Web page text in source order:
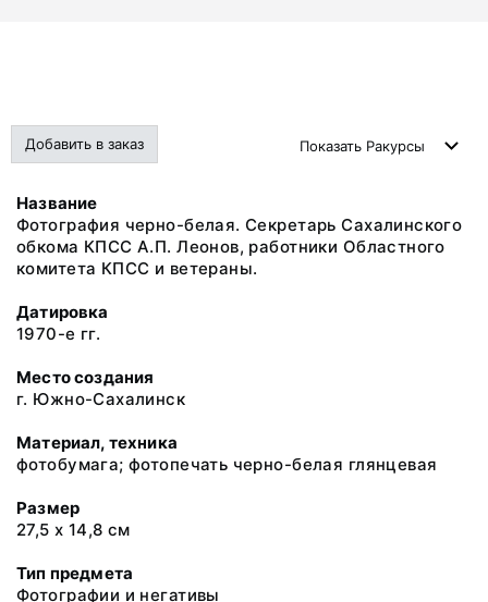
Добавить в заказ Показать Ракурсы
Название
Фотография черно-белая. Секретарь Сахалинского
обкома КПСС А.П. Леонов, работники Областного
комитета КПСС и ветераны.
Датировка
1970-е гг.
Место создания
г. Южно-Сахалинск
Материал, техника
фотобумага; фотопечать черно-белая глянцевая
Размер
27,5 х 14,8 см
Тип предмета
Фотографии и негативы